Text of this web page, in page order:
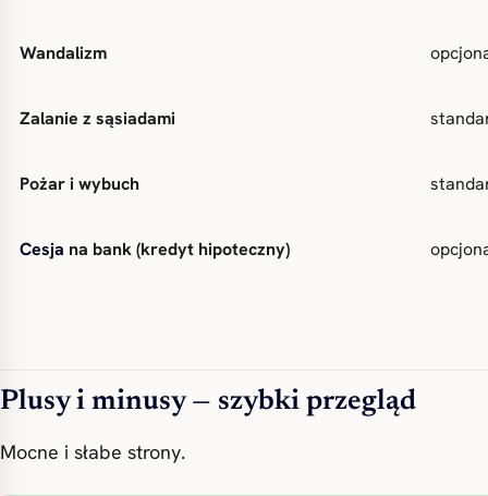
Wandalizm
Zalanie z sąsiadami
Pożar i wybuch
Cesja na bank (kredyt hipoteczny)
Plusy i minusy — szybki przegląd
Mocne i słabe strony.